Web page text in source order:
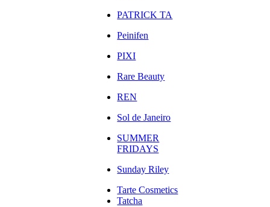
PATRICK TA
Peinifen
PIXI
Rare Beauty
REN
Sol de Janeiro
SUMMER
FRIDAYS
Sunday Riley
Tarte Cosmetics
Tatcha